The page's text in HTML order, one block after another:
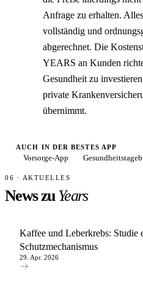
Anfrage zu erhalten.
vollständig und
abgerechnet. Die
YEARS an Kunden
Gesundheit zu
private
übernimmt.
AUCH IN DER BESTES APP
Vorsorge-App
06 · AKTUELLES
News zuYears
Kaffee und Leberkrebs: Studie
Schutzmechanismus
29. Apr. 2026